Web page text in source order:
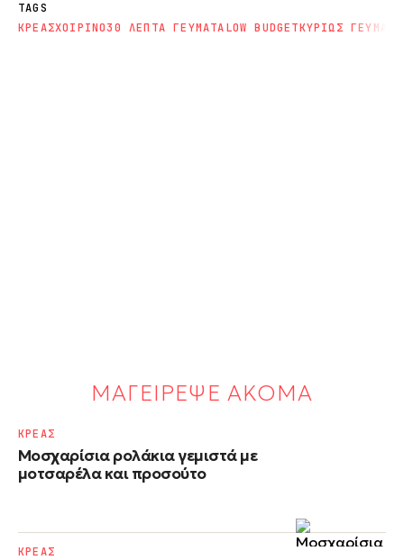
TAGS
ΚΡΕΑΣΧΟΙΡΙΝΟ30 ΛΕΠΤΑ ΓΕΥΜΑΤΑLOW BUDGETΚΥΡΙΩΣ ΓΕΥΜΑΤΑ
ΜΑΓΕΙΡΕΨΕ ΑΚΟΜΑ
Μοσχαρίσια ρολάκια γεμιστά με
μοτσαρέλα και προσούτο
ΚΡΕΑΣ
ΚΡΕΑΣ